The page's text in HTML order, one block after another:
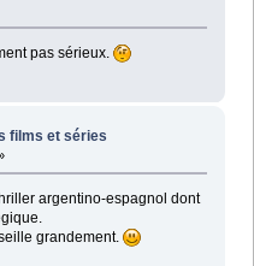
pas sérieux.
films et séries
argentino-espagnol dont
grandement.